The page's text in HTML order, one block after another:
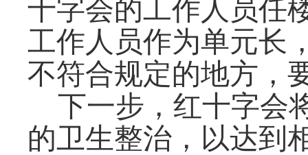
十字会的工作人员任
工作人员作为单元长
不符合规定的地方，
下一步，红十字会
的卫生整治，以达到